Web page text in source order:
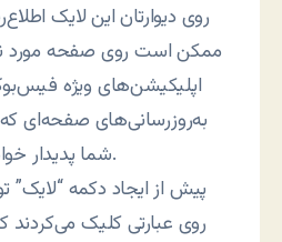
روی دیوارتان این لایک
ممکن است روی صفحه مورد
اپلیکیشن‌های ویژه
به‌روزرسانی‌های صفحه‌ای که
(News Feed) شما پدیدار خواهد شد.
پیش از ایجاد دکمه
روی عبارتی کلیک